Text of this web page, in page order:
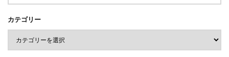
カテゴリー